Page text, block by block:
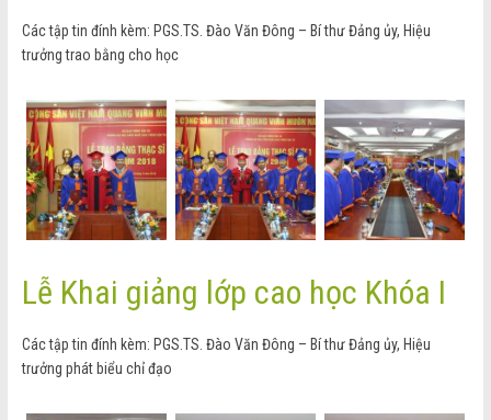
Các tập tin đính kèm: PGS.TS. Đào Văn Đông – Bí thư Đảng ủy, Hiệu
trưởng trao bằng cho học
Lễ Khai giảng lớp cao học Khóa I
Các tập tin đính kèm: PGS.TS. Đào Văn Đông – Bí thư Đảng ủy, Hiệu
trưởng phát biểu chỉ đạo